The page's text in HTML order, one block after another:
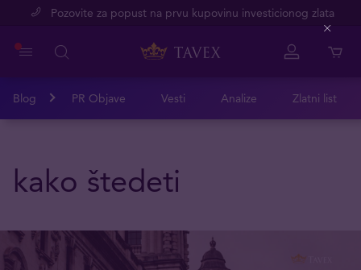
Pozovite za popust na prvu kupovinu investicionog zlata
Blog PR Objave Vesti Analize Zlatni list
kako štedeti
Close